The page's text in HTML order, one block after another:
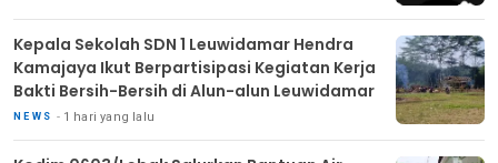
Kepala Sekolah SDN 1 Leuwidamar Hendra
Kamajaya Ikut Berpartisipasi Kegiatan Kerja
Bakti Bersih-Bersih di Alun-alun Leuwidamar
NEWS 1 hari yang lalu